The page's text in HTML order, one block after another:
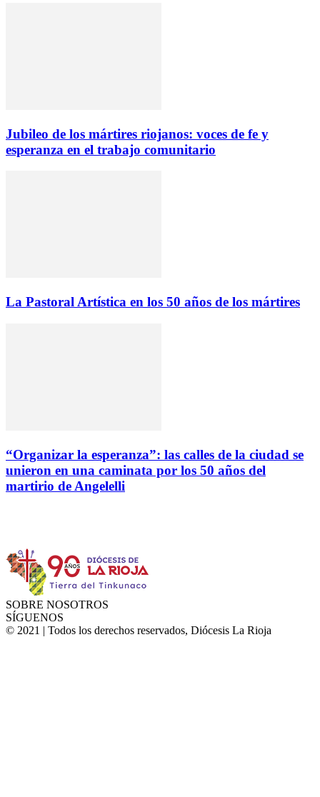
Jubileo de los mártires riojanos: voces de fe y
esperanza en el trabajo comunitario
La Pastoral Artística en los 50 años de los mártires
“Organizar la esperanza”: las calles de la ciudad se
unieron en una caminata por los 50 años del
martirio de Angelelli
SOBRE NOSOTROS
SÍGUENOS
© 2021 | Todos los derechos reservados, Diócesis La Rioja